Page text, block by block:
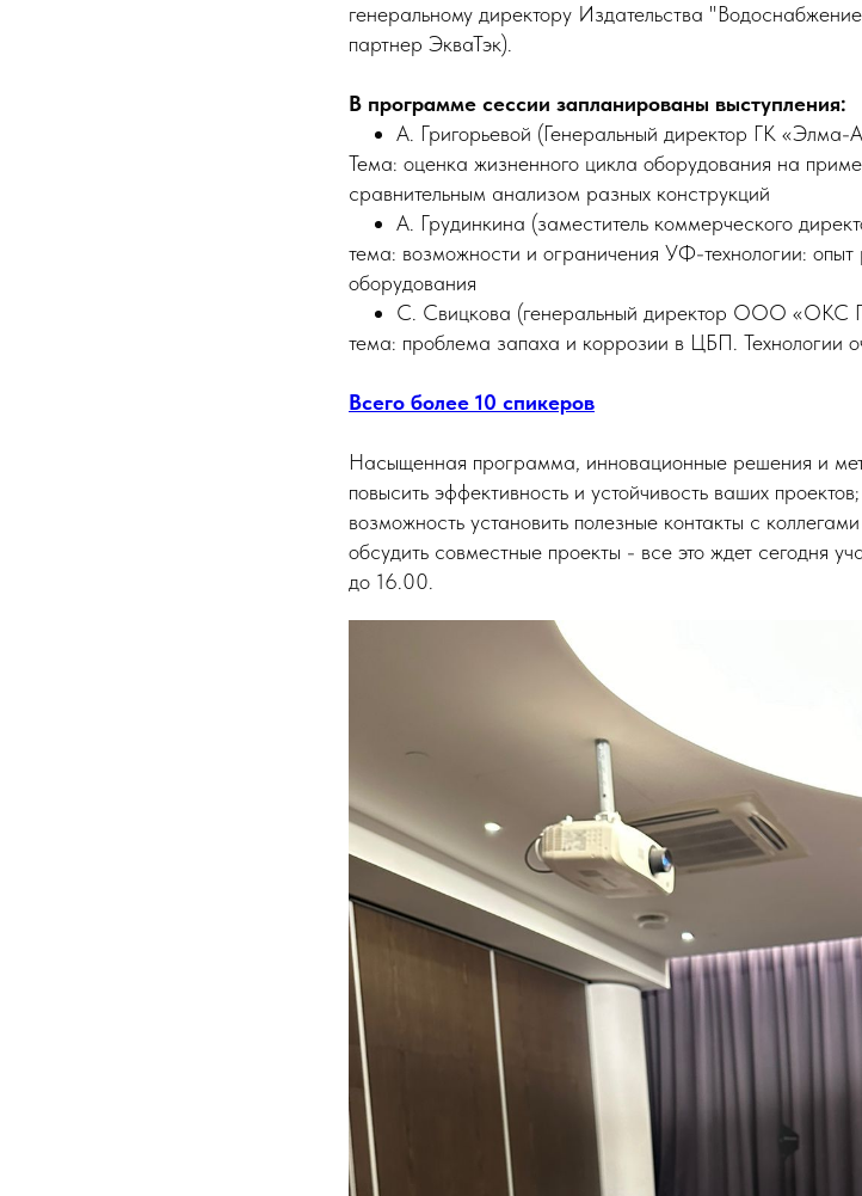
генеральному директору Издательства
партнер ЭкваТэк).
В программе сессии запланированы выступления:
А. Григорьевой (Генеральный директор ГК «Элма-
Тема: оценка жизненного цикла оборудования на
сравнительным анализом разных конструкций
А. Грудинкина (заместитель коммерческого
тема: возможности и ограничения УФ-технологии:
оборудования
С. Свицкова (генеральный директор ООО «ОКС
тема: проблема запаха и коррозии в ЦБП. Технологии
Всего более 10 спикеров
Насыщенная программа, инновационные решения и
повысить эффективность и устойчивость ваших
возможность установить полезные контакты с
обсудить совместные проекты - все это ждет сегодня
до 16.00.